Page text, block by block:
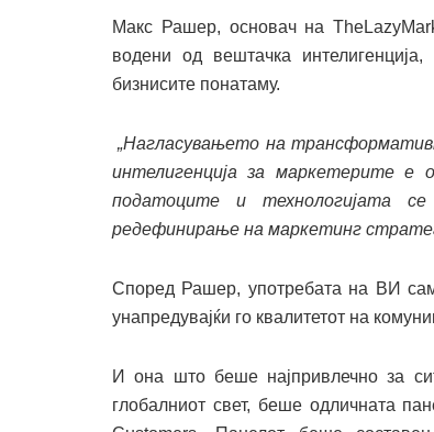
Макс Рашер, основач на
водени од вештачка
бизнисите понатаму.
„Нагласувањето на
интелигенција за маркетерите е
податоците и технологијата се
редефинирање на маркетинг
Според Рашер, употребата на ВИ
унапредувајќи го квалитетот на
И она што беше најпривлечно за
глобалниот свет, беше одличната